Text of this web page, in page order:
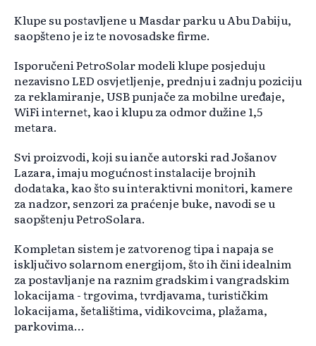
Klupe su postavljene u Masdar parku u Abu Dabiju,
saopšteno je iz te novosadske firme.
Isporučeni PetroSolar modeli klupe posjeduju
nezavisno LED osvjetljenje, prednju i zadnju poziciju
za reklamiranje, USB punjače za mobilne uređaje,
WiFi internet, kao i klupu za odmor dužine 1,5
metara.
Svi proizvodi, koji su ianče autorski rad Jošanov
Lazara, imaju mogućnost instalacije brojnih
dodataka, kao što su interaktivni monitori, kamere
za nadzor, senzori za praćenje buke, navodi se u
saopštenju PetroSolara.
Kompletan sistem je zatvorenog tipa i napaja se
isključivo solarnom energijom, što ih čini idealnim
za postavljanje na raznim gradskim i vangradskim
lokacijama - trgovima, tvrdjavama, turističkim
lokacijama, šetalištima, vidikovcima, plažama,
parkovima...